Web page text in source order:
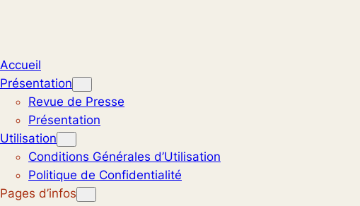
Accueil
Présentation
Revue de Presse
Présentation
Utilisation
Conditions Générales d’Utilisation
Politique de Confidentialité
Pages d’infos